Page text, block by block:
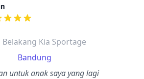
adalah bintang lima
Belakang Kia Sportage
Bandung
untuk anak saya yang lagi